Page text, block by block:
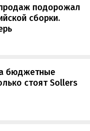
подорожал
сборки.
бюджетные
стоят Sollers